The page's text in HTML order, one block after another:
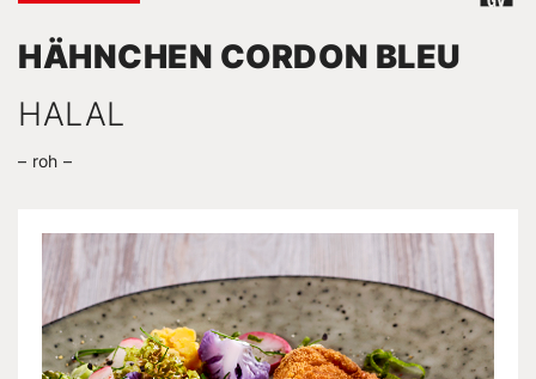
HÄHNCHEN CORDON BLEU
HALAL
roh